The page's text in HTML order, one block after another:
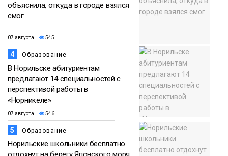
объяснила, откуда в городе взялся
смог
07 августа 545
4 Образование
В Норильске абитуриентам
предлагают 14 специальностей с
перспективой работы в
«Норникеле»
07 августа 546
5 Образование
Норильские школьники бесплатно